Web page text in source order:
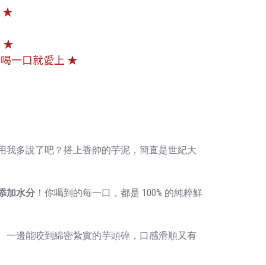
★
★
一口就愛上 ★
我多說了吧？搭上香帥的芋泥，簡直是世紀大
加水分 ！你喝到的每一口，都是 100% 的純粹鮮
一邊能咬到綿密紮實的芋頭碎，口感滑順又有